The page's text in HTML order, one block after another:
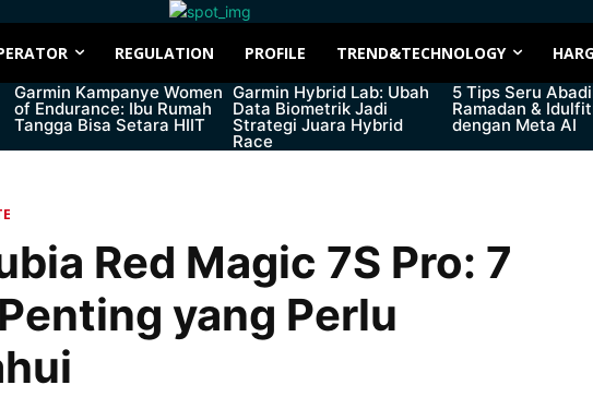
REGULATION PROFILE TREND&TECHNOLOGY
Garmin Kampanye Women
of Endurance: Ibu Rumah
Tangga Bisa Setara HIIT
Garmin Hybrid Lab: Ubah
Data Biometrik Jadi
Strategi Juara Hybrid
Race
5 Tips Seru
Ramadan &
dengan Meta AI
Red Magic 7S Pro: 7
yang Perlu